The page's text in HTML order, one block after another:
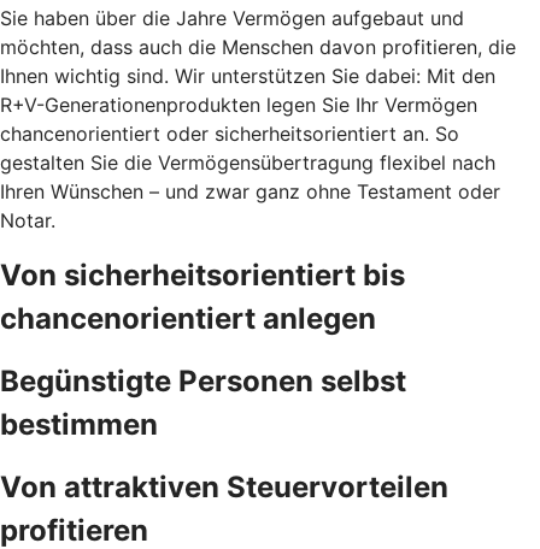
Sie haben über die Jahre Vermögen aufgebaut und
möchten, dass auch die Menschen davon profitieren, die
Ihnen wichtig sind. Wir unterstützen Sie dabei: Mit den
R+V-Generationenprodukten legen Sie Ihr Vermögen
chancenorientiert oder sicherheitsorientiert an. So
gestalten Sie die Vermögensübertragung flexibel nach
Ihren Wünschen – und zwar ganz ohne Testament oder
Notar.
Von sicherheitsorientiert bis
chancenorientiert anlegen
Begünstigte Personen selbst
bestimmen
Von attraktiven Steuervorteilen
profitieren